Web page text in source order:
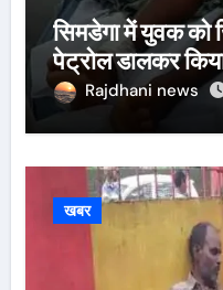
सिमडेगा में युवक को
पेट्रोल डालकर
Rajdhani news
खबर